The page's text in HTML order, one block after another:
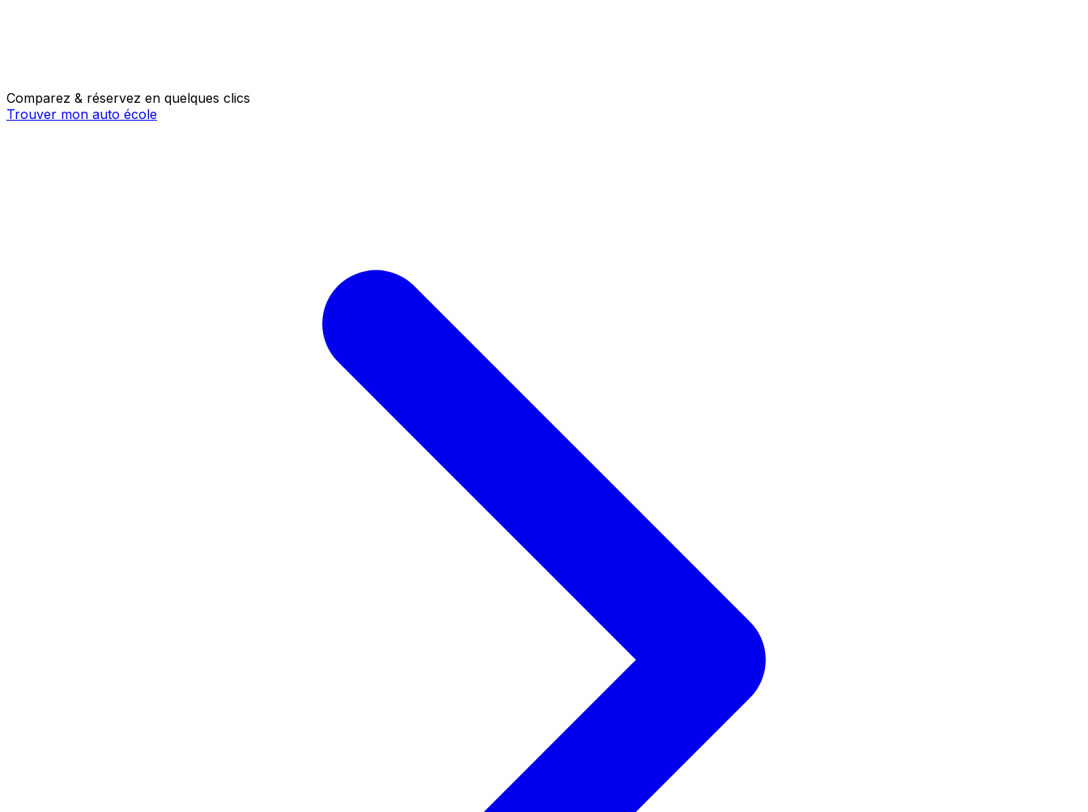
Comparez & réservez en quelques clics
Trouver mon auto école